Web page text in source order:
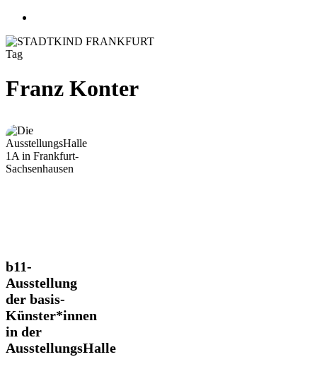
Tag
Franz Konter
b11-
Ausstellung
der
basis-
Künster*innen
in
der
AusstellungsHalle
b11-
Ausstellung
der basis-
Künster*innen
in der
AusstellungsHalle